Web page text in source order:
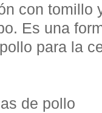
con tomillo
Es una
para la
de pollo